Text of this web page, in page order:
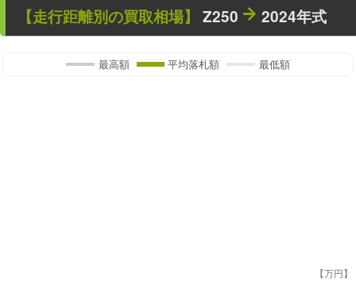
【走行距離別の買取相場】 Z250 2024年式
最高額 平均落札額 最低額
【万円】